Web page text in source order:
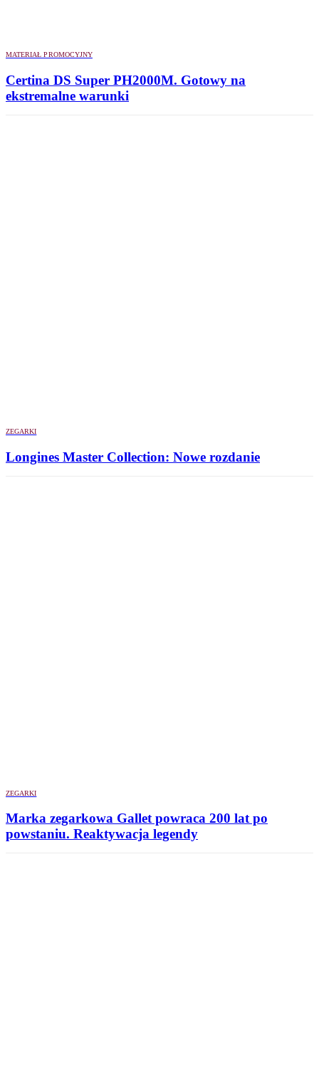
MATERIAŁ PROMOCYJNY
Certina DS Super PH2000M. Gotowy na
ekstremalne warunki
ZEGARKI
Longines Master Collection: Nowe rozdanie
ZEGARKI
Marka zegarkowa Gallet powraca 200 lat po
powstaniu. Reaktywacja legendy